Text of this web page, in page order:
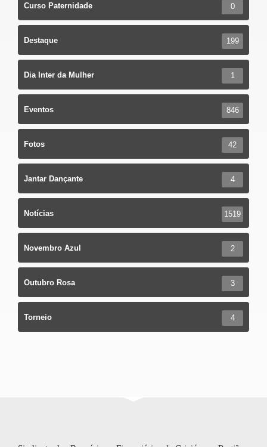
Curso Paternidade 0
Destaque 199
Dia Inter da Mulher 1
Eventos 846
Fotos 42
Jantar Dançante 4
Notícias 1519
Novembro Azul 2
Outubro Rosa 3
Torneio 4